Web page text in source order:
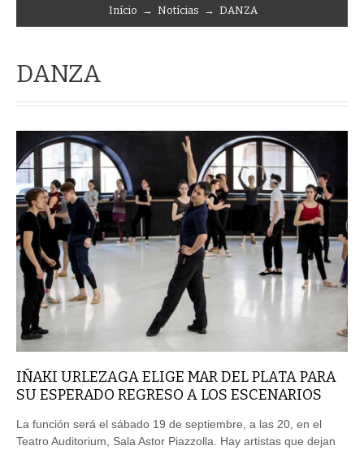
SU ESPERADO REGRESO A LOS ESCENARIOS
Teatro Auditorium, Sala Astor Piazzolla. Hay artistas que dejan
una huella imborrable en la historia de la danza, y hay regresos